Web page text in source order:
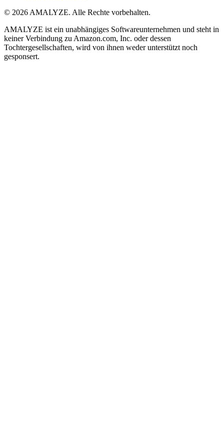
© 2026 AMALYZE. Alle Rechte vorbehalten.
AMALYZE ist ein unabhängiges Softwareunternehmen und steht in
keiner Verbindung zu Amazon.com, Inc. oder dessen
Tochtergesellschaften, wird von ihnen weder unterstützt noch
gesponsert.